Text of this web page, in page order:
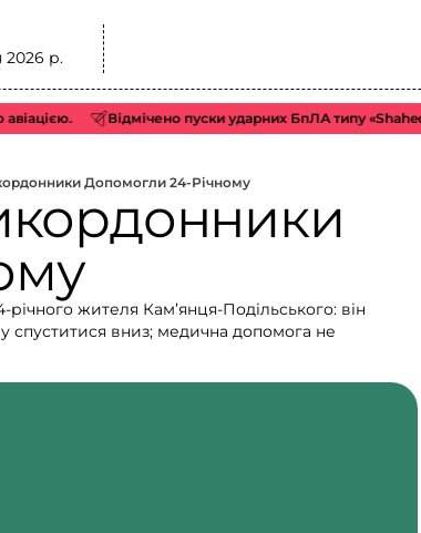
2026 р.
Відмічено пуски ударних БпЛА типу «Shahed/
Допомогли 24-Річному
жителя Кам’янця-Подільського: він
спуститися вниз; медична допомога не